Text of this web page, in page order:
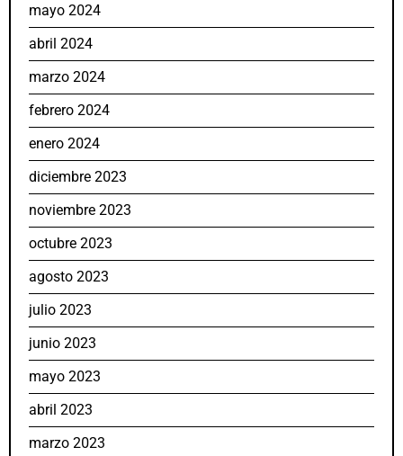
mayo 2024
abril 2024
marzo 2024
febrero 2024
enero 2024
diciembre 2023
noviembre 2023
octubre 2023
agosto 2023
julio 2023
junio 2023
mayo 2023
abril 2023
marzo 2023